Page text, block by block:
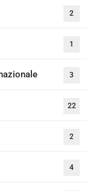
2
1
3
22
2
4